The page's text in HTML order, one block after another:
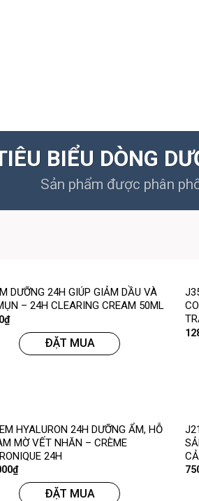
BIỂU DÒNG
Sản phẩm được phân
DƯỠNG 24H GIÚP GIẢM DẦU VÀ
– 24H CLEARING CREAM 50ML
₫
ĐẶT MUA
HYALURON 24H DƯỠNG ẨM, HỖ
MỜ VẾT NHĂN – CRÈME
24H
₫
ĐẶT MUA